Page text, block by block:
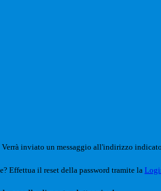
Verrà inviato un messaggio all'indirizzo
Effettua il reset della password tramite la